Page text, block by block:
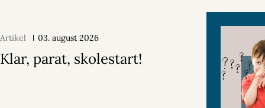
Artikel 03. august 2026
Klar, parat, skolestart!